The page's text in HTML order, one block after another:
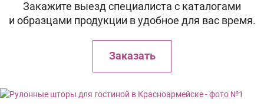
Закажите выезд специалиста с каталогами
и образцами продукции в удобное для вас время.
Заказать